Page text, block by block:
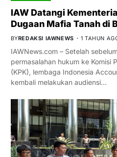
IAW Datangi
Dugaan Mafia Tanah di
BYREDAKSI IAWNEWS 1 TAHUN
IAWNews.com – Setelah
permasalahan hukum ke Komisi
(KPK), lembaga Indonesia
kembali melakukan audiensi…